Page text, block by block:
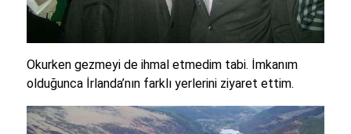
Okurken gezmeyi de ihmal etmedim tabi. İmkanım
olduğunca İrlanda’nın farklı yerlerini ziyaret ettim.